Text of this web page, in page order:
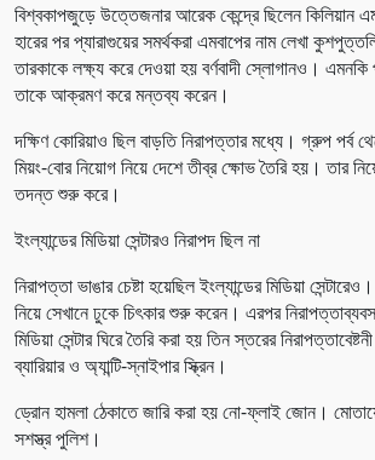
বিশ্বকাপজুড়ে উত্তেজনার আরেক কেন্দ্রে ছিলেন কিলিয়ান
হারের পর প্যারাগুয়ের সমর্থকরা এমবাপের নাম লেখা
তারকাকে লক্ষ্য করে দেওয়া হয় বর্ণবাদী স্লোগানও। এমনকি
তাকে আক্রমণ করে মন্তব্য করেন।
দক্ষিণ কোরিয়াও ছিল বাড়তি নিরাপত্তার মধ্যে। গ্রুপ পর্ব
মিয়ং-বোর নিয়োগ নিয়ে দেশে তীব্র ক্ষোভ তৈরি হয়। তার
তদন্ত শুরু করে।
ইংল্যান্ডের মিডিয়া সেন্টারও নিরাপদ ছিল না
নিরাপত্তা ভাঙার চেষ্টা হয়েছিল ইংল্যান্ডের মিডিয়া
নিয়ে সেখানে ঢুকে চিৎকার শুরু করেন। এরপর
মিডিয়া সেন্টার ঘিরে তৈরি করা হয় তিন স্তরের
ব্যারিয়ার ও অ্যান্টি-স্নাইপার স্ক্রিন।
ড্রোন হামলা ঠেকাতে জারি করা হয় নো-ফ্লাই জোন।
সশস্ত্র পুলিশ।